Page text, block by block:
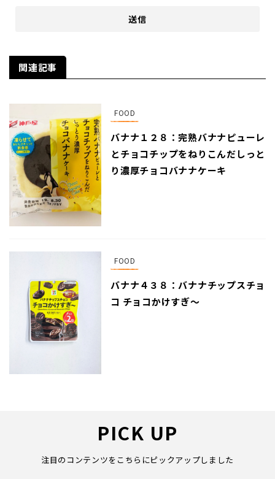
関連記事
FOOD
バナナ１２８：完熟バナナピューレ
とチョコチップをねりこんだしっと
り濃厚チョコバナナケーキ
FOOD
バナナ４３８：バナナチップスチョ
コ チョコかけすぎ〜
PICK UP
注目のコンテンツをこちらにピックアップしました